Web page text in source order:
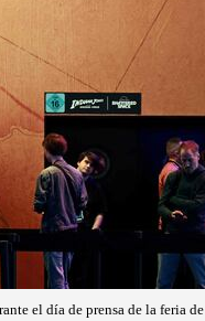
el día de prensa de la feria de